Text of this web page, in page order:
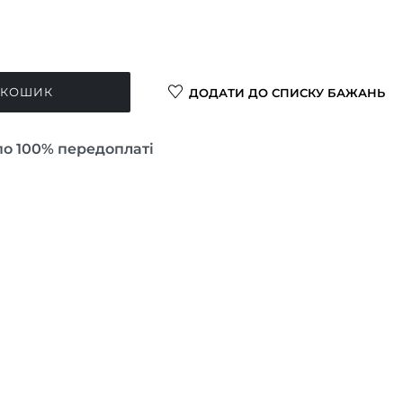
ДОДАТИ ДО СПИСКУ БАЖАНЬ
100% передоплаті